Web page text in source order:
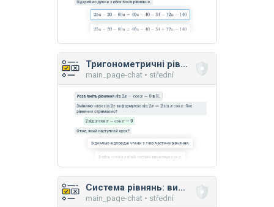
Тригонометричні рівняння
main_page-chat • střední
Система рівнянь: вирішення способом підстановки
main_page-chat • střední